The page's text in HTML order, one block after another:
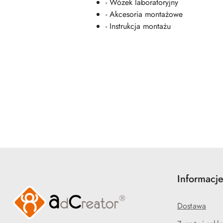
- Akcesoria montażowe
- Instrukcja montażu
Informacje
Dostawa